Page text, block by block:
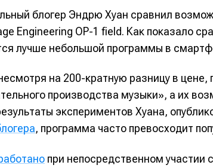
блогер Эндрю Хуан сравнил
Engineering OP-1 field. Как показало
лучше небольшой программы в
на 200-кратную разницу в
производства музыки», а их
экспериментов Хуана,
, программа часто превосходит
при непосредственном участии